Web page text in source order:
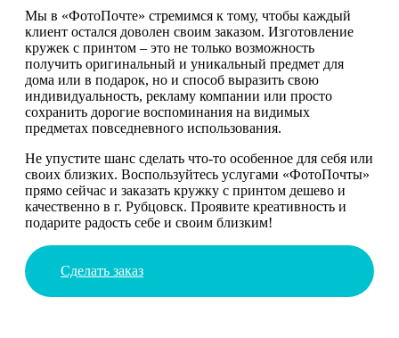
Мы в «ФотоПочте» стремимся к тому, чтобы каждый
клиент остался доволен своим заказом. Изготовление
кружек с принтом – это не только возможность
получить оригинальный и уникальный предмет для
дома или в подарок, но и способ выразить свою
индивидуальность, рекламу компании или просто
сохранить дорогие воспоминания на видимых
предметах повседневного использования.
Не упустите шанс сделать что-то особенное для себя или
своих близких. Воспользуйтесь услугами «ФотоПочты»
прямо сейчас и заказать кружку с принтом дешево и
качественно в г. Рубцовск. Проявите креативность и
подарите радость себе и своим близким!
Сделать заказ